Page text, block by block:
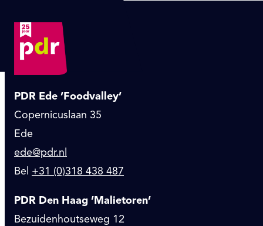
PDR Ede ’Foodvalley’
Copernicuslaan 35
Ede
ede@pdr.nl
Bel +31 (0)318 438 487
PDR Den Haag ’Malietoren’
Bezuidenhoutseweg 12